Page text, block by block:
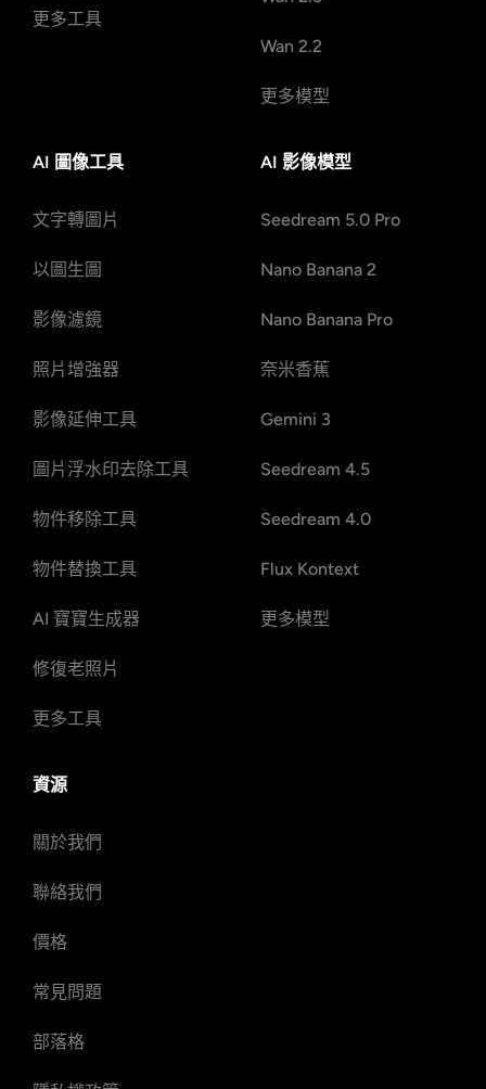
更多工具
Wan 2.2
更多模型
AI 圖像工具
文字轉圖片
以圖生圖
影像濾鏡
照片增強器
影像延伸工具
圖片浮水印去除工具
物件移除工具
物件替換工具
AI 寶寶生成器
修復老照片
更多工具
AI 影像模型
Seedream 5.0 Pro
Nano Banana 2
Nano Banana Pro
奈米香蕉
Gemini 3
Seedream 4.5
Seedream 4.0
Flux Kontext
更多模型
資源
關於我們
聯絡我們
價格
常見問題
部落格